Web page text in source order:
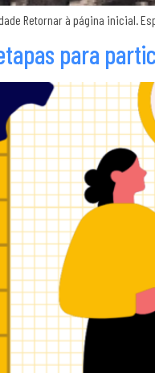
Retornar à página inicial.
para